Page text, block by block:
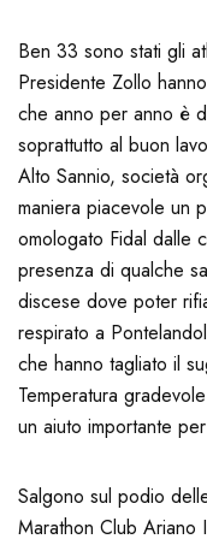
Ben 33 sono stati gli
Presidente Zollo
che anno per anno è
soprattutto al buon
Alto Sannio, società
maniera piacevole un
omologato Fidal dalle
presenza di qualche
discese dove poter
respirato a
che hanno tagliato il
Temperatura
un aiuto importante
Salgono sul podio
Marathon Club